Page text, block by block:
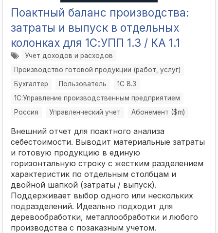
Поактный баланс производства:
затраты и выпуск в отдельных
колонках для 1С:УПП 1.3 / КА 1.1
Учет доходов и расходов
Производство готовой продукции (работ, услуг)
Бухгалтер
Пользователь
1С 8.3
1С:Управление производственным предприятием
Россия
Управленческий учет Абонемент ($m)
Внешний отчет для поактного анализа
себестоимости. Выводит материальные затраты
и готовую продукцию в единую
горизонтальную строку с жестким разделением
характеристик по отдельным столбцам и
двойной шапкой (затраты / выпуск).
Поддерживает выбор одного или нескольких
подразделений. Идеально подходит для
деревообработки, металлообработки и любого
производства с позаказным учетом.